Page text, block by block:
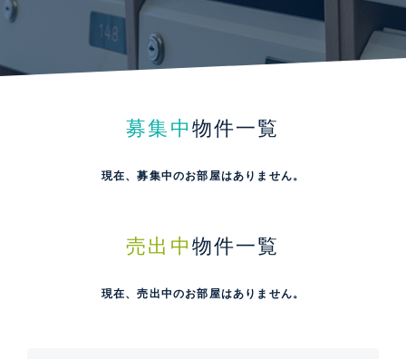
募集中 物件一覧
現在、募集中のお部屋はありません。
売出中 物件一覧
現在、売出中のお部屋はありません。